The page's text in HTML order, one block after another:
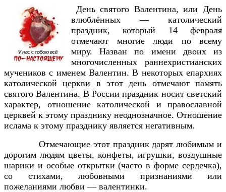
День святого Валентина, или День
влюблённых — католический
праздник, который 14 февраля
отмечают многие люди по всему
миру. Назван по имени двоих из
многочисленных раннехристианских
мучеников с именем Валентин. В некоторых епархиях
католической церкви в этот день отмечают память
святого Валентина. В России праздник носит светский
характер, отношение католической и православной
церквей к этому празднику неоднозначное. Отношение
ислама к этому празднику является негативным.
Отмечающие этот праздник дарят любимым и
дорогим людям цветы, конфеты, игрушки, воздушные
шарики и особые открытки (часто в форме сердечка),
со стихами, любовными признаниями или
пожеланиями любви — валентинки.